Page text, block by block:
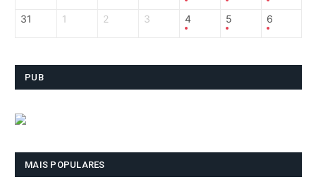
31 1 2 3 4 5 6
PUB
MAIS POPULARES